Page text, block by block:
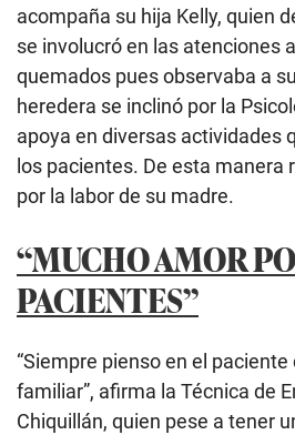
acompaña su hija Kelly, quien
se involucró en las atenciones
quemados pues observaba a
heredera se inclinó por la
apoya en diversas actividades
los pacientes. De esta manera
por la labor de su madre.
“MUCHO AMOR
PACIENTES”
“Siempre pienso en el
familiar”, afirma la Técnica de
Chiquillán, quien pese a tener